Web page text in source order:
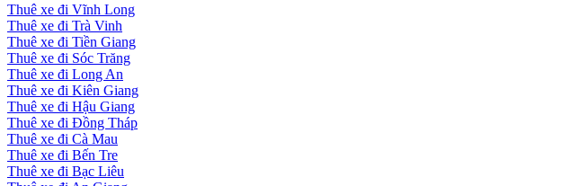
Thuê xe đi Vĩnh Long
Thuê xe đi Trà Vinh
Thuê xe đi Tiền Giang
Thuê xe đi Sóc Trăng
Thuê xe đi Long An
Thuê xe đi Kiên Giang
Thuê xe đi Hậu Giang
Thuê xe đi Đồng Tháp
Thuê xe đi Cà Mau
Thuê xe đi Bến Tre
Thuê xe đi Bạc Liêu